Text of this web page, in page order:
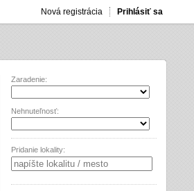
Prihlásiť sa
Nová registrácia
Zaradenie:
Nehnuteľnosť:
Pridanie lokality: